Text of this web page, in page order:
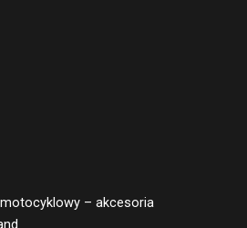
– akcesoria